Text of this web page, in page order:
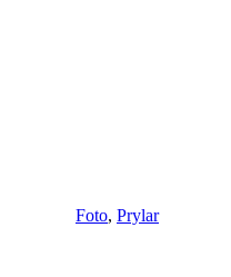
Foto, Prylar